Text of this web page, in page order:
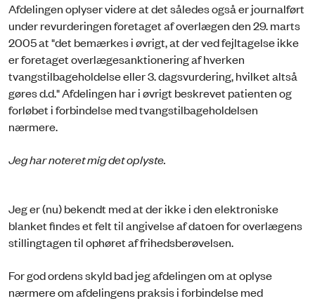
Afdelingen oplyser videre at det således også er journalført
under revurderingen foretaget af overlægen den 29. marts
2005 at "det bemærkes i øvrigt, at der ved fejltagelse ikke
er foretaget overlægesanktionering af hverken
tvangstilbageholdelse eller 3. dagsvurdering, hvilket altså
gøres d.d." Afdelingen har i øvrigt beskrevet patienten og
forløbet i forbindelse med tvangstilbageholdelsen
nærmere.
Jeg har noteret mig det oplyste.
Jeg er (nu) bekendt med at der ikke i den elektroniske
blanket findes et felt til angivelse af datoen for overlægens
stillingtagen til ophøret af frihedsberøvelsen.
For god ordens skyld bad jeg afdelingen om at oplyse
nærmere om afdelingens praksis i forbindelse med